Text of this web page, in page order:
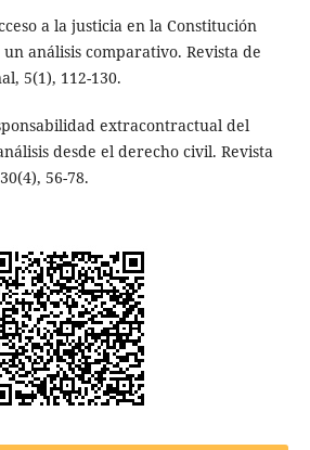
a la justicia en la Constitución
análisis comparativo. Revista de
5(1), 112-130.
extracontractual del
desde el derecho civil. Revista
56-78.